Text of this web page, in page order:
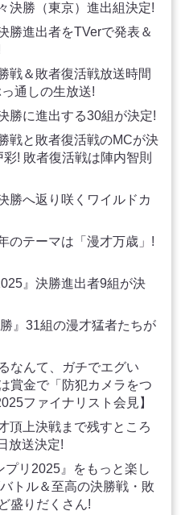
決勝（東京）進出組決定!
勝進出者をTVerで発表＆
戦＆敗者復活戦放送時間
通しの生放送!
勝に進出する30組が決定!
戦と敗者復活戦のMCが決
! 敗者復活戦は陣内智則
勝へ返り咲くワイルドカ
のテーマは「漫才万歳」!
』決勝進出者9組が決
』31組の漫才猛者たちが
なんて、ガチでエグい
賞金で「防犯カメラをつ
ファイナリスト会見】
頂上決戦まで残すところ
放送決定!
プリ2025』をもっと楽し
トル＆至高の決勝戦・敗
盛りだくさん!